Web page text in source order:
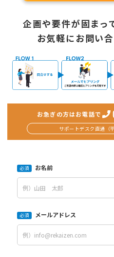
企画や要件が固まっ
お気軽にお問い
お急ぎの方はお電話で
サポートデスク直通（
必須 お名前
必須 メールアドレス